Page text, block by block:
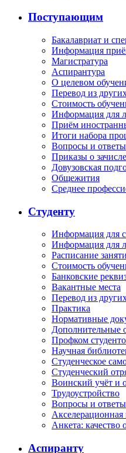
Поступающим
Бакалавриат и
Информация
Магистратура
Аспирантура
О целевом
Перевод из
Стоимость
Информация для
Приём
Итоги набора
Вопросы и ответы
Приказы о
Довузовская
Общежития
Среднее
Студенту
Информация для
Информация для
Расписание
Стоимость
Банковские
Вакантные места
Перевод из
Практика
Нормативные
Дополнительные
Профком
Научная
Студенческое
Студенческий
Воинский учёт и
Трудоустройство
Вопросы и ответы
Анкета: качество
Аспиранту